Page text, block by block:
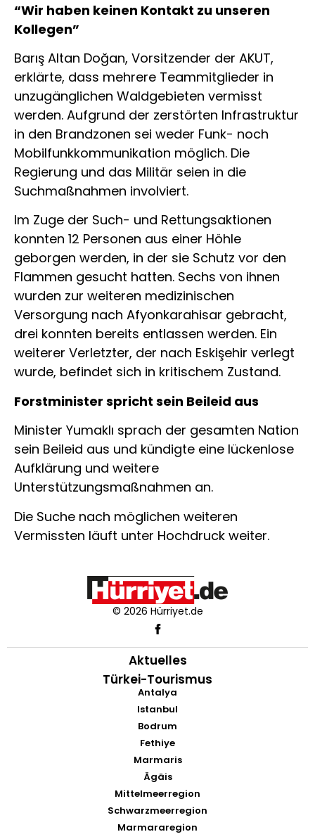
“Wir haben keinen Kontakt zu unseren
Kollegen”
Barış Altan Doğan, Vorsitzender der AKUT,
erklärte, dass mehrere Teammitglieder in
unzugänglichen Waldgebieten vermisst
werden. Aufgrund der zerstörten Infrastruktur
in den Brandzonen sei weder Funk- noch
Mobilfunkkommunikation möglich. Die
Regierung und das Militär seien in die
Suchmaßnahmen involviert.
Im Zuge der Such- und Rettungsaktionen
konnten 12 Personen aus einer Höhle
geborgen werden, in der sie Schutz vor den
Flammen gesucht hatten. Sechs von ihnen
wurden zur weiteren medizinischen
Versorgung nach Afyonkarahisar gebracht,
drei konnten bereits entlassen werden. Ein
weiterer Verletzter, der nach Eskişehir verlegt
wurde, befindet sich in kritischem Zustand.
Forstminister spricht sein Beileid aus
Minister Yumaklı sprach der gesamten Nation
sein Beileid aus und kündigte eine lückenlose
Aufklärung und weitere
Unterstützungsmaßnahmen an.
Die Suche nach möglichen weiteren
Vermissten läuft unter Hochdruck weiter.
© 2026 Hürriyet.de
Aktuelles
Türkei-Tourismus
Antalya
Istanbul
Bodrum
Fethiye
Marmaris
Ägäis
Mittelmeerregion
Schwarzmeerregion
Marmararegion